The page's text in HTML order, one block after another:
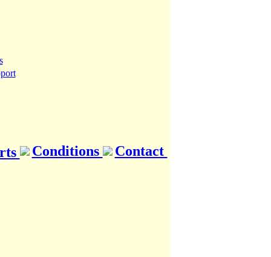
Conditions Contact